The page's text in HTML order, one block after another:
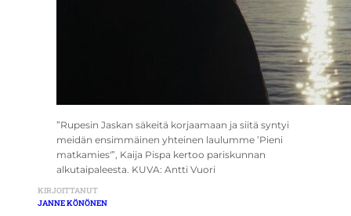
”Rupesin Jaskan säkeitä korjaamaan ja siitä syntyi
meidän ensimmäinen yhteinen laulumme ’Pieni
matkamies'”, Kaija Pispa kertoo pariskunnan
alkutaipaleesta. KUVA: Antti Vuori
KIRJOITTANUT
JANNE KÖNÖNEN